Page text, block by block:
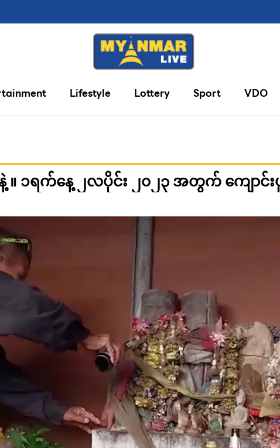
Lifestyle Lottery Sport VDO
၁ရက်နေ့ ၂လပိုင်း ၂၀၂၃ အတွက် ကျောင်းပူ